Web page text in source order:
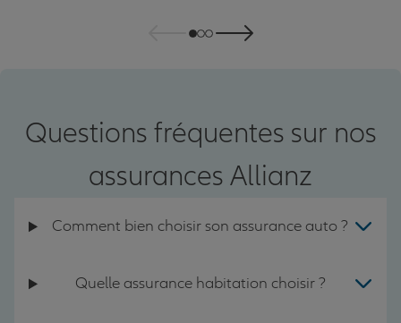
Questions fréquentes sur nos
assurances Allianz
Comment bien choisir son assurance auto ?
Quelle assurance habitation choisir ?